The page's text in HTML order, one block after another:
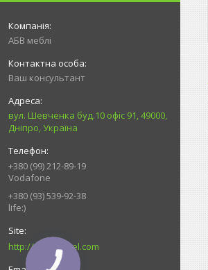
АБВ меблі
Ваш консультант
вул. Шевченка буд.10 офіс 91, 49000,
Дніпро, Україна
+380 (99) 212-89-19
Vodafone
+380 (93) 539-92-38
life:)
http://ABV-mebel.com